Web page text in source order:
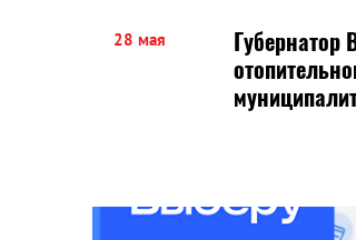
28 мая
Губернатор